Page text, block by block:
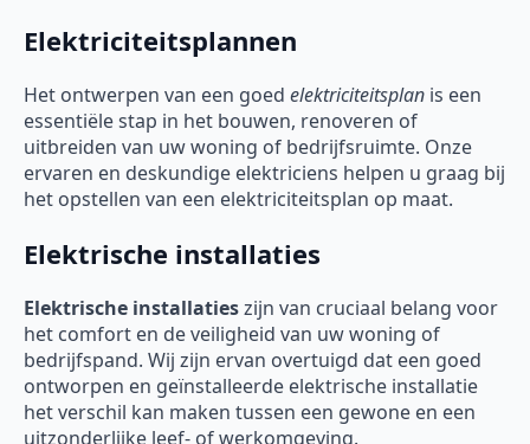
Elektriciteitsplannen
Het ontwerpen van een goed elektriciteitsplan is een
essentiële stap in het bouwen, renoveren of
uitbreiden van uw woning of bedrijfsruimte. Onze
ervaren en deskundige elektriciens helpen u graag bij
het opstellen van een elektriciteitsplan op maat.
Elektrische installaties
Elektrische installatieszijn van cruciaal belang voor
het comfort en de veiligheid van uw woning of
bedrijfspand. Wij zijn ervan overtuigd dat een goed
ontworpen en geïnstalleerde elektrische installatie
het verschil kan maken tussen een gewone en een
uitzonderlijke leef- of werkomgeving.